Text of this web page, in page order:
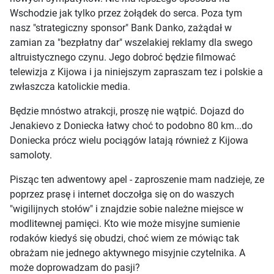
Wschodzie jak tylko przez żołądek do serca. Poza tym
nasz "strategiczny sponsor" Bank Danko, zażądał w
zamian za "bezpłatny dar" wszelakiej reklamy dla swego
altruistycznego czynu. Jego dobroć będzie filmować
telewizja z Kijowa i ja niniejszym zapraszam tez i polskie a
zwłaszcza katolickie media.
Będzie mnóstwo atrakcji, proszę nie wątpić. Dojazd do
Jenakievo z Doniecka łatwy choć to podobno 80 km...do
Doniecka prócz wielu pociągów latają również z Kijowa
samoloty.
Pisząc ten adwentowy apel - zaproszenie mam nadzieje, ze
poprzez prasę i internet doczołga się on do waszych
"wigilijnych stołów" i znajdzie sobie należne miejsce w
modlitewnej pamięci. Kto wie może misyjne sumienie
rodaków kiedyś się obudzi, choć wiem ze mówiąc tak
obrażam nie jednego aktywnego misyjnie czytelnika. A
może doprowadzam do pasji?